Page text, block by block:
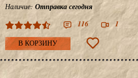
Наличие: Отправка сегодня
116
1
В КОРЗИНУ